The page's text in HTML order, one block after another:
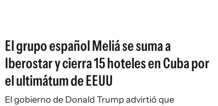
El grupo español Meliá se suma a
Iberostar y cierra 15 hoteles en Cuba por
el ultimátum de EEUU
El gobierno de Donald Trump advirtió que